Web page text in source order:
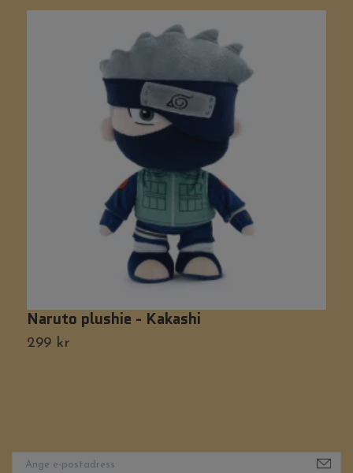
Naruto plushie - Kakashi
299 kr